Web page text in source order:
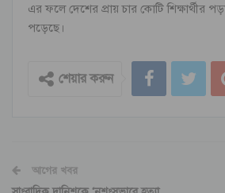
এর ফলে দেশের প্রায় চার কোটি শিক্ষার্থীর
পড়েছে।
শেয়ার করুন
আগের খবর